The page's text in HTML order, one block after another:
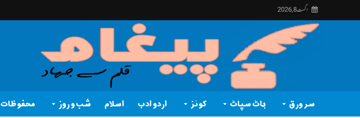
اگست 8, 2026
سر ورق ہاٹ سپاٹ کوئز اردو ادب اسلام شب و روز محفوظات